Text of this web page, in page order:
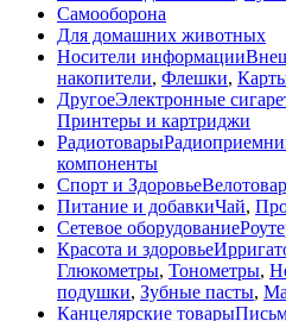
Самооборона
Для домашних животных
Носители информации
накопители, Флешки,
ДругоеЭлектронные
Принтеры и картриджи
Радиотовары
компоненты
Спорт и Здоровье
Питание и добавкиЧай,
Сетевое оборудование
Красота и здоровье
Глюкометры, Тонометры,
подушки, Зубные пасты,
Канцелярские товары